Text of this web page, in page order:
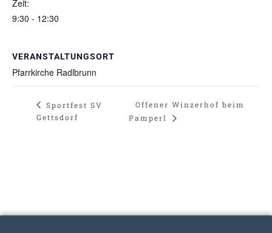
Zeit:
9:30 - 12:30
VERANSTALTUNGSORT
Pfarrkirche Radlbrunn
Sportfest SV
Gettsdorf
Offener Winzerhof beim
Pamperl